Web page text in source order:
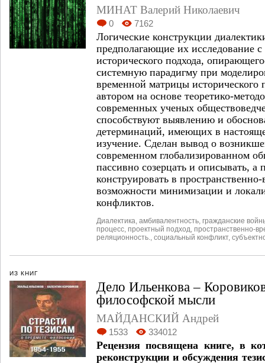
МИНАТ Валерий Николаевич
0 7162
Логические конструкции
предполагающие их исследование
исторического подхода,
системную парадигму при
временной матрицы исторического
автором на основе теоретико-
современных ученых
способствуют выявлению и
детерминаций, имеющих в
изучение. Сделан вывод о
современном глобализированном
пассивно созерцать и описывать, а
конструировать в
возможности минимизации и
конфликтов.
Диалектика амбивалентность гражданские
процесс проектный подход пространственно-
реляционность.
социальный конфликт,
ИЗ КНИГ
Дело Ильенкова –
философской мысли
МАЙДАНСКИЙ Андрей
1533 334012
Рецензия посвящена книге, в
реконструкции и обсуждения